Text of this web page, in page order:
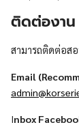
ติดต่องาน
สามารถติดต่อส
Email
Inbox